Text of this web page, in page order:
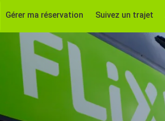
Gérer ma réservation Suivez un trajet